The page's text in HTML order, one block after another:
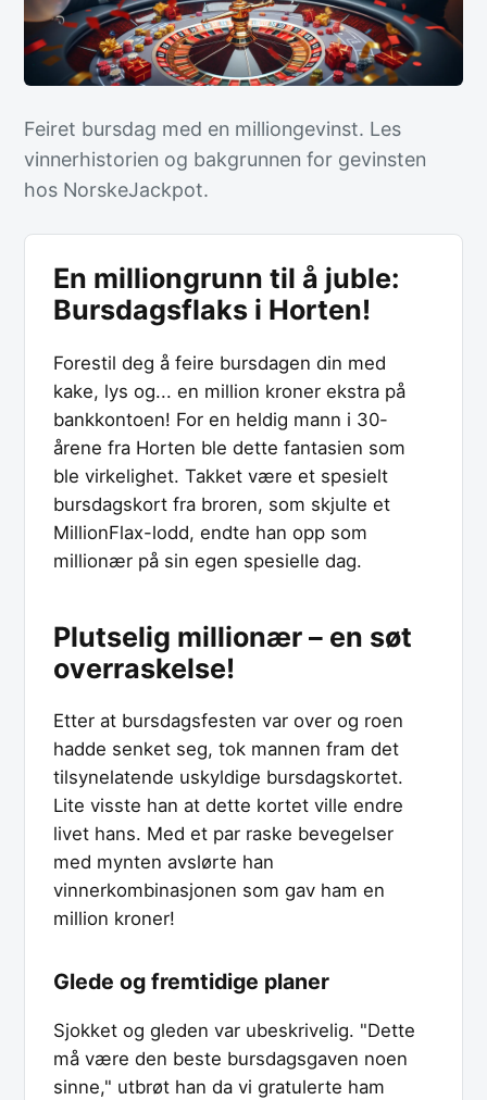
Feiret bursdag med en milliongevinst. Les
vinnerhistorien og bakgrunnen for gevinsten
hos NorskeJackpot.
En milliongrunn til å juble:
Bursdagsflaks i Horten!
Forestil deg å feire bursdagen din med
kake, lys og... en million kroner ekstra på
bankkontoen! For en heldig mann i 30-
årene fra Horten ble dette fantasien som
ble virkelighet. Takket være et spesielt
bursdagskort fra broren, som skjulte et
MillionFlax-lodd, endte han opp som
millionær på sin egen spesielle dag.
Plutselig millionær – en søt
overraskelse!
Etter at bursdagsfesten var over og roen
hadde senket seg, tok mannen fram det
tilsynelatende uskyldige bursdagskortet.
Lite visste han at dette kortet ville endre
livet hans. Med et par raske bevegelser
med mynten avslørte han
vinnerkombinasjonen som gav ham en
million kroner!
Glede og fremtidige planer
Sjokket og gleden var ubeskrivelig. "Dette
må være den beste bursdagsgaven noen
sinne," utbrøt han da vi gratulerte ham